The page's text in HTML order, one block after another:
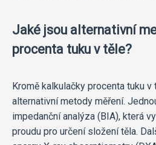
Jaké jsou alternativní
procenta tuku v těle?
Kromě kalkulačky procenta tuku
alternativní metody měření.
impedanční analýza (BIA), která
proudu pro určení složení těla.